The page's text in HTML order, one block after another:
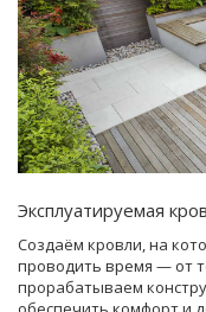
Эксплуатируемая
Создаём кровли, на
проводить время — от
прорабатываем